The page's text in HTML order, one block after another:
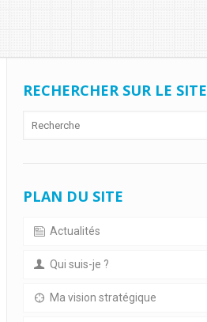
RECHERCHER SUR LE SITE
PLAN DU SITE
Actualités
Qui suis-je ?
Ma vision stratégique